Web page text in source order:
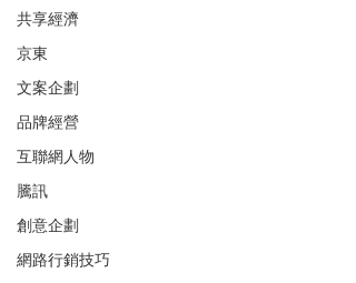
共享經濟
京東
文案企劃
品牌經營
互聯網人物
騰訊
創意企劃
網路行銷技巧